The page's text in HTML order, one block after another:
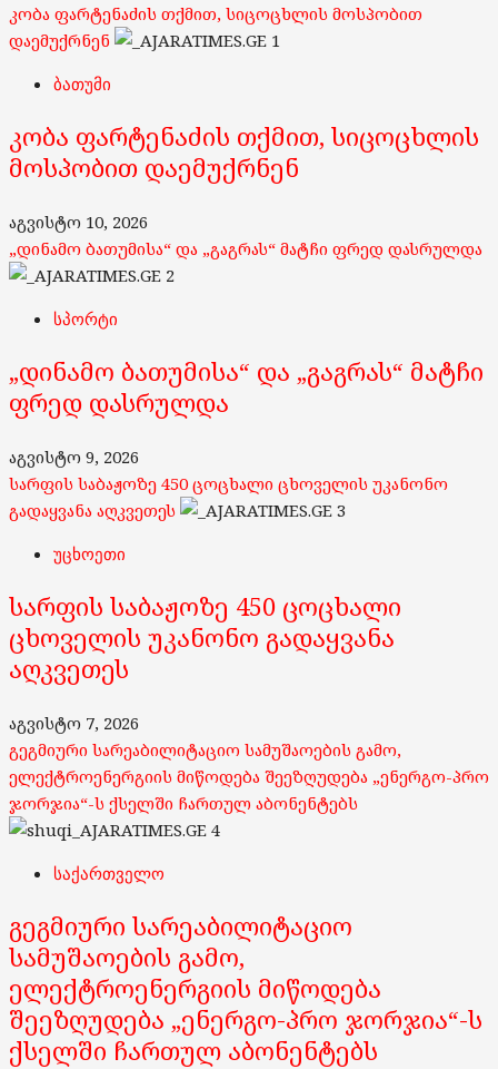
კობა ფარტენაძის თქმით, სიცოცხლის მოსპობით
დაემუქრნენ
1
ბათუმი
კობა ფარტენაძის თქმით, სიცოცხლის
მოსპობით დაემუქრნენ
აგვისტო 10, 2026
„დინამო ბათუმისა“ და „გაგრას“ მატჩი ფრედ დასრულდა
2
სპორტი
„დინამო ბათუმისა“ და „გაგრას“ მატჩი
ფრედ დასრულდა
აგვისტო 9, 2026
სარფის საბაჟოზე 450 ცოცხალი ცხოველის უკანონო
გადაყვანა აღკვეთეს
3
უცხოეთი
სარფის საბაჟოზე 450 ცოცხალი
ცხოველის უკანონო გადაყვანა
აღკვეთეს
აგვისტო 7, 2026
გეგმიური სარეაბილიტაციო სამუშაოების გამო,
ელექტროენერგიის მიწოდება შეეზღუდება „ენერგო-პრო
ჯორჯია“-ს ქსელში ჩართულ აბონენტებს
4
საქართველო
გეგმიური სარეაბილიტაციო
სამუშაოების გამო,
ელექტროენერგიის მიწოდება
შეეზღუდება „ენერგო-პრო ჯორჯია“-ს
ქსელში ჩართულ აბონენტებს